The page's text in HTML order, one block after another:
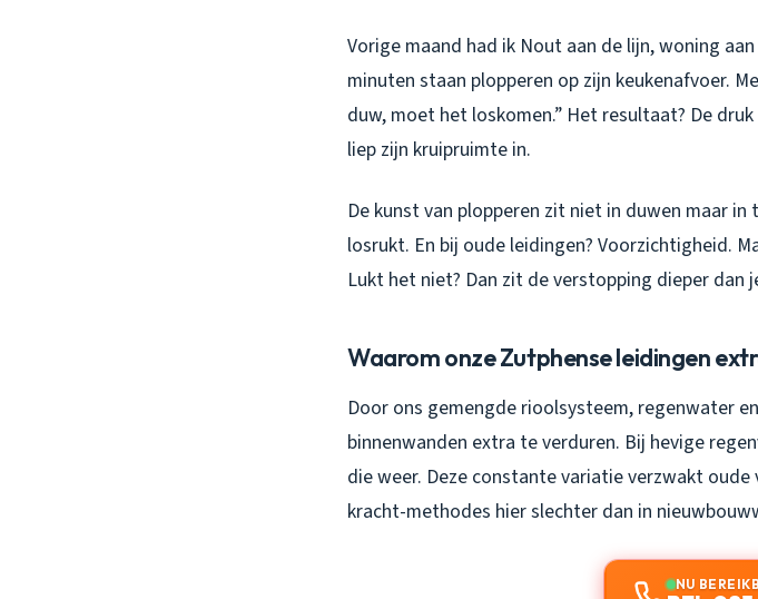
Vorige maand had ik Nout aan de lijn, woning
minuten staan plopperen op zijn keukenafvoer.
duw, moet het loskomen.” Het resultaat? De
liep zijn kruipruimte in.
De kunst van plopperen zit niet in duwen maar in
losrukt. En bij oude leidingen? Voorzichtigheid.
Lukt het niet? Dan zit de verstopping dieper dan
Waarom onze Zutphense leidingen
Door ons gemengde rioolsysteem, regenwater
binnenwanden extra te verduren. Bij hevige
die weer. Deze constante variatie verzwakt
kracht-methodes hier slechter dan in
NU